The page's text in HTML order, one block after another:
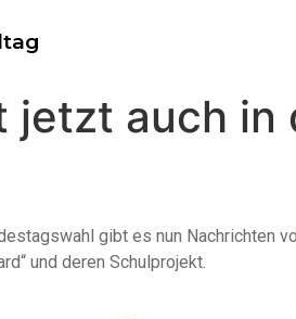
auch in
gibt es nun Nachrichten
und deren Schulprojekt.